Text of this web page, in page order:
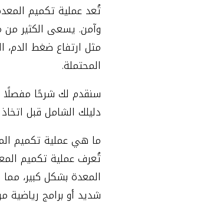
تُعد عملية تكميم
وآمن. يسعى الكثير
مثل ارتفاع ضغط الدم،
المحتملة.
سنقدم لك شرحًا مفصلًا
دليلك الشامل قبل
ما هي عملية تكميم
تُعرف عملية تكميم
المعدة بشكل كبير،
شديد أو برامج رياضية